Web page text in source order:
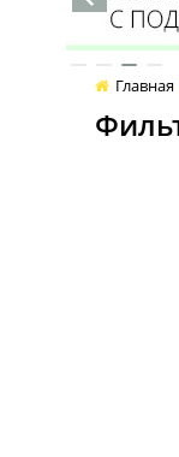
Главная